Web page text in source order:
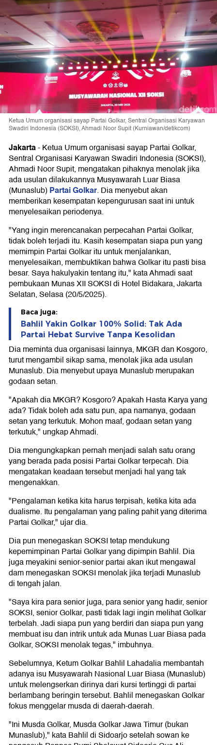
Ketua Umum organisasi sayap Partai Golkar, Sentral Organisasi Karyawan
Swadiri Indonesia (SOKSI), Ahmadi Noor Supit (Kurniawan/detikcom)
Jakarta-Ketua Umum organisasi sayap Partai Golkar,
Sentral Organisasi Karyawan Swadiri Indonesia (SOKSI),
Ahmadi Noor Supit, mengatakan pihaknya menolak jika
ada usulan dilakukannya Musyawarah Luar Biasa
(Munaslub)Partai Golkar. Dia menyebut akan
memberikan kesempatan kepengurusan saat ini untuk
menyelesaikan periodenya.
"Yang ingin merencanakan perpecahan Partai Golkar,
tidak boleh terjadi itu. Kasih kesempatan siapa pun yang
memimpin Partai Golkar itu untuk menjalankan,
menyelesaikan, membuktikan bahwa Golkar itu pasti bisa
besar. Saya hakulyakin tentang itu," kata Ahmadi saat
pembukaan Munas XII SOKSI di Hotel Bidakara, Jakarta
Selatan, Selasa (20/5/2025).
Baca juga:
Bahlil Yakin Golkar 100% Solid: Tak Ada
Partai Hebat Survive Tanpa Kesolidan
Dia meminta dua organisasi lainnya, MKGR dan Kosgoro,
turut mengambil sikap sama, menolak jika ada usulan
Munaslub. Dia menyebut upaya Munaslub merupakan
godaan setan.
"Apakah dia MKGR? Kosgoro? Apakah Hasta Karya yang
ada? Tidak boleh ada satu pun, apa namanya, godaan
setan yang terkutuk. Mohon maaf, godaan setan yang
terkutuk," ungkap Ahmadi.
Dia mengungkapkan pernah menjadi salah satu orang
yang berada pada posisi Partai Golkar terpecah. Dia
mengatakan keadaan tersebut menjadi hal yang tak
mengenakkan.
"Pengalaman ketika kita harus terpisah, ketika kita ada
dualisme. Itu pengalaman yang paling pahit yang diterima
Partai Golkar," ujar dia.
Dia pun menegaskan SOKSI tetap mendukung
kepemimpinan Partai Golkar yang dipimpin Bahlil. Dia
juga meyakini senior-senior partai akan ikut mengawal
dam menegaskan SOKSI menolak jika terjadi Munaslub
di tengah jalan.
"Saya kira para senior juga, para senior yang hadir, senior
SOKSI, senior Golkar, pasti tidak lagi ingin melihat Golkar
terbelah. Jadi siapa pun yang berdiri dan siapa pun yang
membuat isu dan intrik untuk ada Munas Luar Biasa pada
Golkar, SOKSI menolak tegas," imbuhnya.
Sebelumnya, Ketum Golkar Bahlil Lahadalia membantah
adanya isu Musyawarah Nasional Luar Biasa (Munaslub)
untuk melengserkan dirinya dari kursi tertinggi di partai
berlambang beringin tersebut. Bahlil menegaskan Golkar
fokus menggelar musda di daerah-daerah.
"Ini Musda Golkar, Musda Golkar Jawa Timur (bukan
Munaslub)," kata Bahlil di Sidoarjo setelah sowan ke